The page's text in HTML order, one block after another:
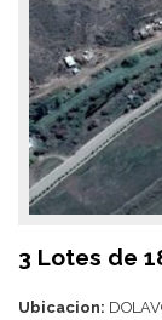
3 Lotes de
Ubicacion: